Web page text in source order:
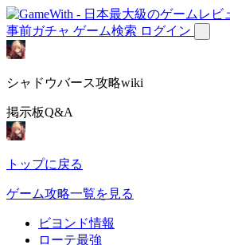
事前ガチャ ゲーム検索 ログイン
シャドウバース攻略wiki
掲示板Q&A
トップに戻る
ゲーム攻略一覧を見る
ビヨンド情報
ローテ最強